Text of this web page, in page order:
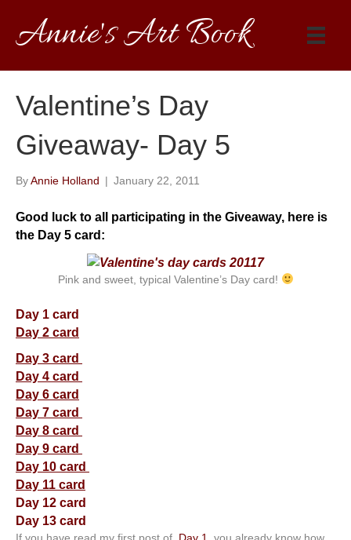
Annie's Art Book
Valentine’s Day
Giveaway- Day 5
ByAnnie Holland | January 22, 2011
Good luck to all participating in the Giveaway, here is
the Day 5 card:
Pink and sweet, typical Valentine’s Day card!
Day 1 card
Day 2 card
Day 3 card
Day 4 card
Day 6 card
Day 7 card
Day 8 card
Day 9 card
Day 10 card
Day 11 card
Day 12 card
Day 13 card
If you have read my first post of Day 1
, you already know how